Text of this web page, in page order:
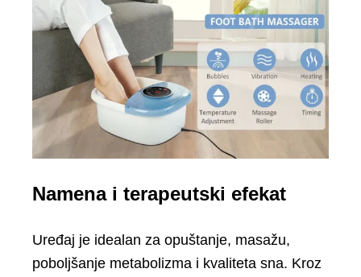
Namena i terapeutski efekat
Uređaj je idealan za opuštanje, masažu,
poboljšanje metabolizma i kvaliteta sna. Kroz